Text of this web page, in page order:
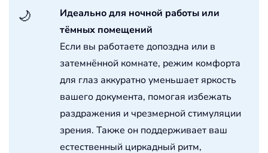
🌙
Идеально для ночной работы или
тёмных помещений
Если вы работаете допоздна или в
затемнённой комнате, режим комфорта
для глаз аккуратно уменьшает яркость
вашего документа, помогая избежать
раздражения и чрезмерной стимуляции
зрения. Также он поддерживает ваш
естественный циркадный ритм,